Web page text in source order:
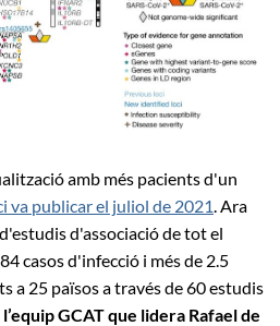
amb més pacients d'un
va publicar el juliol de 2021 . Ara
d'associació de tot el
casos d'infecció i més de 2.5
a 25 països a través de 60 estudis
GCAT que lidera Rafael de